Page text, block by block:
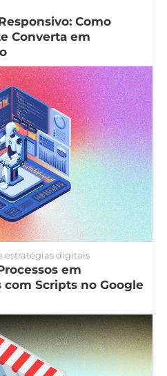
Como
Converta em
estratégias digitais
em
com Scripts no Google